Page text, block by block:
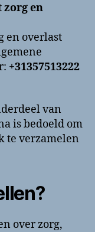
zorg en
en overlast
+31357513222
van
is bedoeld om
te verzamelen
over zorg,